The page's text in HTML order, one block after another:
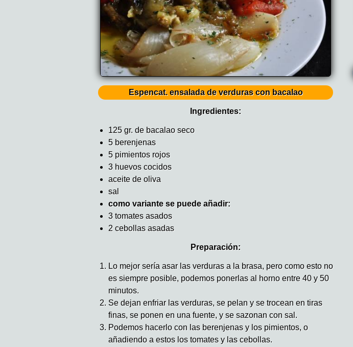
Espencat. ensalada de verduras con bacalao
Ingredientes:
125 gr. de bacalao seco
5 berenjenas
5 pimientos rojos
3 huevos cocidos
aceite de oliva
sal
como variante se puede añadir:
3 tomates asados
2 cebollas asadas
Preparación:
Lo mejor sería asar las verduras a la brasa, pero como esto no
es siempre posible, podemos ponerlas al horno entre 40 y 50
minutos.
Se dejan enfriar las verduras, se pelan y se trocean en tiras
finas, se ponen en una fuente, y se sazonan con sal.
Podemos hacerlo con las berenjenas y los pimientos, o
añadiendo a estos los tomates y las cebollas.